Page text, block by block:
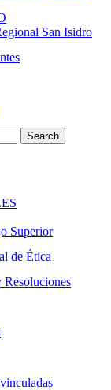
San Isidro
Superior
de Ética